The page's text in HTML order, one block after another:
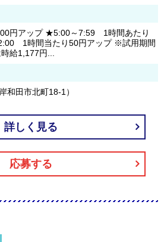
円アップ ★5:00～7:59 1時間あたり
1時間当たり50円アップ ※試用期間
給1,177円...
和田市北町18-1）
詳しく見る
応募する